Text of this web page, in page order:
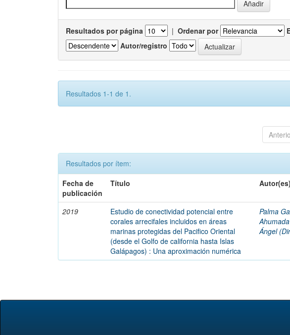
Resultados por página | Ordenar por
Autor/registro
Resultados 1-1 de 1.
Resultados por ítem:
Fecha de
publicación
Título Autor(es)
2019
Estudio de conectividad potencial entre
corales arrecifales incluidos en áreas
marinas protegidas del Pacifico Oriental
(desde el Golfo de california hasta Islas
Galápagos) : Una aproximación numérica
Palma
Ángel